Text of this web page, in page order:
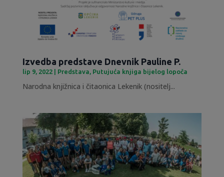
Izvedba predstave Dnevnik Pauline P.
lip 9, 2022| Predstava, Putujuća knjiga bijelog lopoča
Narodna knjižnica i čitaonica Lekenik (nositelj...